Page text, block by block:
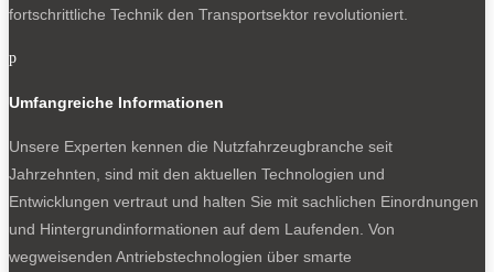
fortschrittliche Technik den Transportsektor revolutioniert.
p
Umfangreiche Informationen
Unsere Experten kennen die Nutzfahrzeugbranche seit
Jahrzehnten, sind mit den aktuellen Technologien und
Entwicklungen vertraut und halten Sie mit sachlichen Einordnungen
und Hintergrundinformationen auf dem Laufenden. Von
wegweisenden Antriebstechnologien über smarte